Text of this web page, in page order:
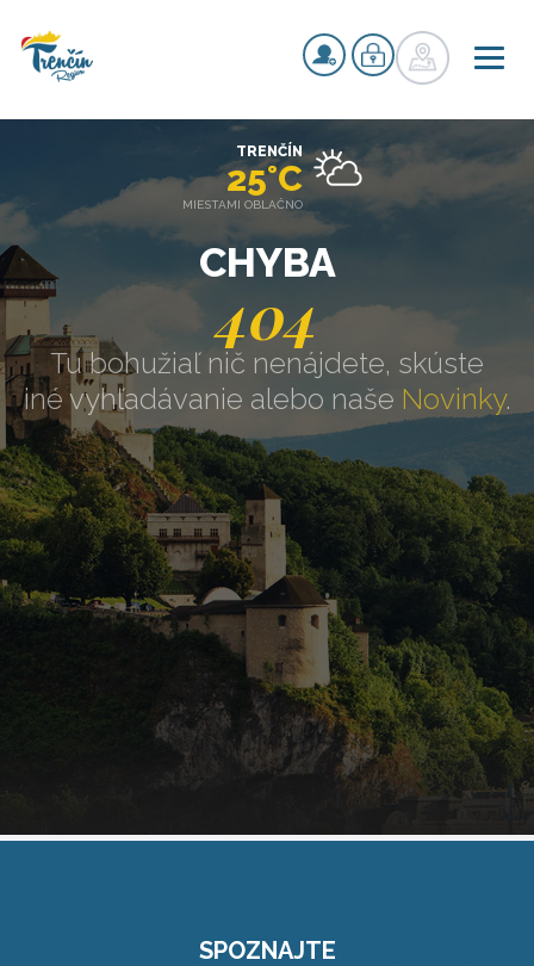
CHYBA
404
Tu bohužiaľ nič nenájdete, skúste
iné vyhľadávanie alebo naše Novinky.
TRENČÍN
25°C
MIESTAMI OBLAČNO
SPOZNAJTE